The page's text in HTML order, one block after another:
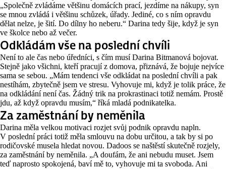
„Společně zvládáme většinu domácích prací, jezdíme na nákupy, syn
se mnou zvládá i většinu schůzek, úřady. Jediné, co s ním opravdu
dělat nelze, je šití. Do dílny ho neberu.“ Darina tedy šije, když je syn
ve školce nebo až večer.
Odkládám vše na poslední chvíli
Není to ale čas nebo úředníci, s čím musí Darina Bitmanová bojovat.
Stejně jako všichni, kteří pracují z domova, přiznává, že bojuje nejvíce
sama se sebou. „Mám tendenci vše odkládat na poslední chvíli a pak
nestíhám, zbytečně jsem ve stresu. Vyhovuje mi, když je tolik práce, že
na odkládání není čas. Žádný trik na prokrastinaci totiž nemám. Prostě
jdu, až když opravdu musím,“ říká mladá podnikatelka.
Za zaměstnání by neměnila
Darina měla velkou motivaci rozjet svůj podnik opravdu napln.
V poslední práci totiž měla smlouvu na dobu určitou, a tak by si po
rodičovské musela hledat novou. Dadoos se naštěstí skutečně rozjely,
za zaměstnání by neměnila. „A doufám, že ani nebudu muset. Jsem
teď naprosto spokojená, baví mě to, vyhovuje mi ta svoboda. Ani